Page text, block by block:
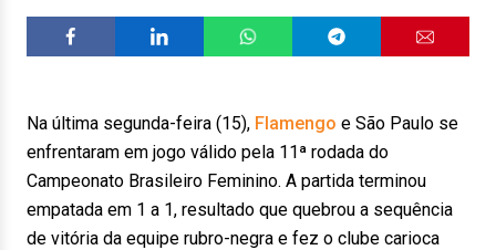
Na última segunda-feira (15), Flamengo e São Paulo se
enfrentaram em jogo válido pela 11ª rodada do
Campeonato Brasileiro Feminino. A partida terminou
empatada em 1 a 1, resultado que quebrou a sequência
de vitória da equipe rubro-negra e fez o clube carioca